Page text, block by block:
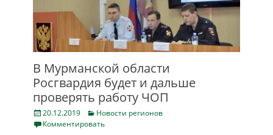
В Мурманской области
Росгвардия будет и дальше
проверять работу ЧОП
Posted
on
20.12.2019 Categories
Новости регионов
Комментировать